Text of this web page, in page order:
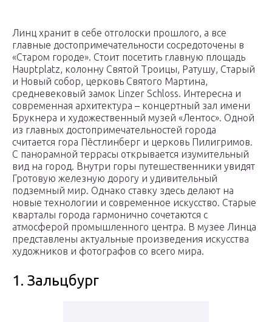
Линц хранит в себе отголоски прошлого, а все
главные достопримечательности сосредоточены в
«Старом городе». Стоит посетить главную площадь
Hauptplatz, колонну Святой Троицы, Ратушу, Старый
и Новый собор, церковь Святого Мартина,
средневековый замок Linzer Schloss. Интересна и
современная архитектура – концертный зал имени
Брукнера и художественный музей «Лентос». Одной
из главных достопримечательностей города
считается гора Пёстлинберг и церковь Пилигримов.
С панорамной террасы открывается изумительный
вид на город. Внутри горы путешественники увидят
Гротовую железную дорогу и удивительный
подземный мир. Однако ставку здесь делают на
новые технологии и современное искусство. Старые
кварталы города гармонично сочетаются с
атмосферой промышленного центра. В музее Линца
представлены актуальные произведения искусства
художников и фотографов со всего мира.
1. Зальцбург